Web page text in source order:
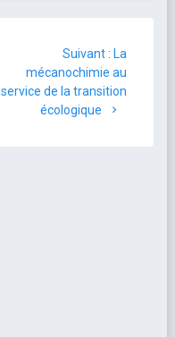
Suivant : La
mécanochimie au
service de la transition
écologique